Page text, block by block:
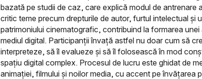
bazată pe studii de caz, care explică modul de antrenare
critic teme precum drepturile de autor, furtul intelectual și
patrimoniului cinematografic, contribuind la formarea unei
mediul digital. Participanții învață astfel nu doar cum să
interpreteze, să îl evalueze și să îl folosească în mod
spațiu digital complex. Procesul de lucru este ghidat de
animației, filmului și noilor media, cu accent pe învățarea